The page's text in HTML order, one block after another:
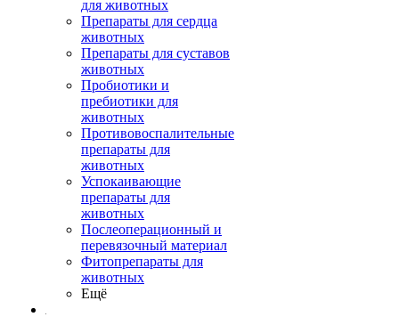
для животных
Препараты для сердца
животных
Препараты для суставов
животных
Пробиотики и
пребиотики для
животных
Противовоспалительные
препараты для
животных
Успокаивающие
препараты для
животных
Послеоперационный и
перевязочный материал
Фитопрепараты для
животных
Ещё